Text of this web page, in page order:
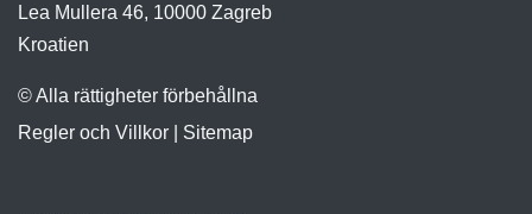
Lea Mullera 46, 10000 Zagreb
Kroatien
© Alla rättigheter förbehållna
Regler och Villkor
Sitemap